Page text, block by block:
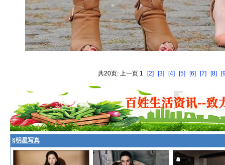
共20页: 上一页 1 [2] [3] [4] [5] [6] [7] [8]
§明星写真